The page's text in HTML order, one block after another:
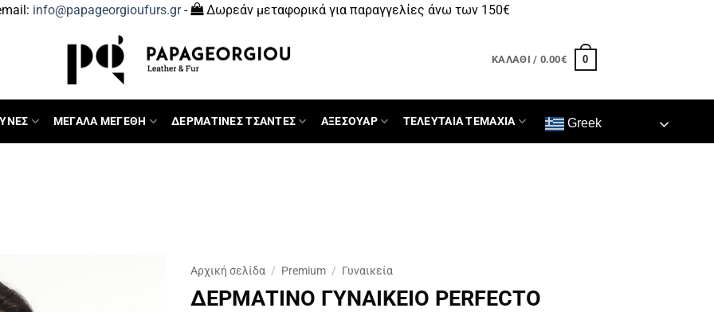
info@papageorgioufurs.gr- Δωρεάν μεταφορικά για παραγγελίες άνω των 150€
ΚΑΛΆΘΙ / 0.00€ 0
ΜΕΓΑΛΑ ΜΕΓΕΘΗ ΔΕΡΜΑΤΙΝΕΣ ΤΣΑΝΤΕΣ ΑΞΕΣΟΥΑΡ ΤΕΛΕΥΤΑΙΑ ΤΕΜΑΧΙΑ Greek
Αρχική σελίδα / Premium / Γυναικεία
ΔΕΡΜΑΤΙΝΟ ΓΥΝΑΙΚΕΙΟ PERFECTO